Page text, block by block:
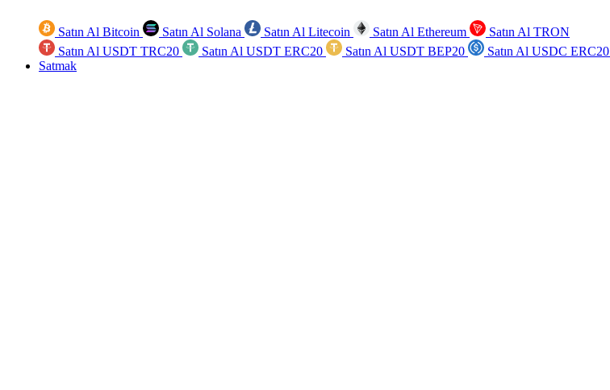
Satın Al Bitcoin Satın Al Solana Satın Al Litecoin Satın Al Ethereum
Satın Al TRON
Satın Al USDT TRC20
Satın Al USDT ERC20 Satın Al USDT BEP20 Satın Al USDC ERC20
Satmak